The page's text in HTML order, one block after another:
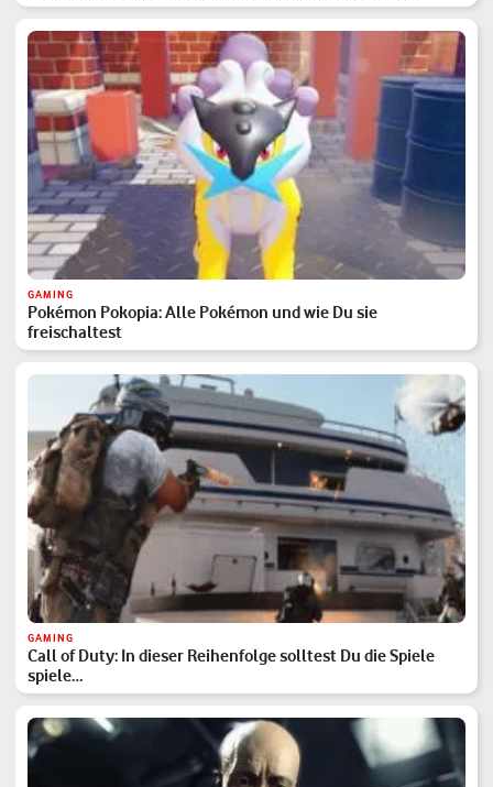
GAMING
Pokémon Pokopia: Alle Pokémon und wie Du sie
freischaltest
GAMING
Call of Duty: In dieser Reihenfolge solltest Du die Spiele
spiele…